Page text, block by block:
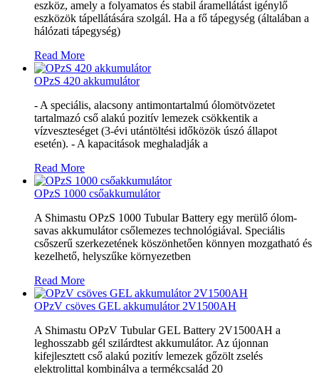
eszköz, amely a folyamatos és stabil áramellátást igénylő
eszközök tápellátására szolgál. Ha a fő tápegység (általában a
hálózati tápegység)
Read More
OPzS 420 akkumulátor
- A speciális, alacsony antimontartalmú ólomötvözetet
tartalmazó cső alakú pozitív lemezek csökkentik a
vízveszteséget (3-évi utántöltési időközök úszó állapot
esetén). - A kapacitások meghaladják a
Read More
OPzS 1000 csőakkumulátor
A Shimastu OPzS 1000 Tubular Battery egy merülő ólom-
savas akkumulátor csőlemezes technológiával. Speciális
csőszerű szerkezetének köszönhetően könnyen mozgatható és
kezelhető, helyszűke környezetben
Read More
OPzV csöves GEL akkumulátor 2V1500AH
A Shimastu OPzV Tubular GEL Battery 2V1500AH a
leghosszabb gél szilárdtest akkumulátor. Az újonnan
kifejlesztett cső alakú pozitív lemezek gőzölt zselés
elektrolittal kombinálva a termékcsalád 20